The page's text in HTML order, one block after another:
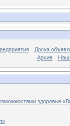
Доска
Архив
здоровья